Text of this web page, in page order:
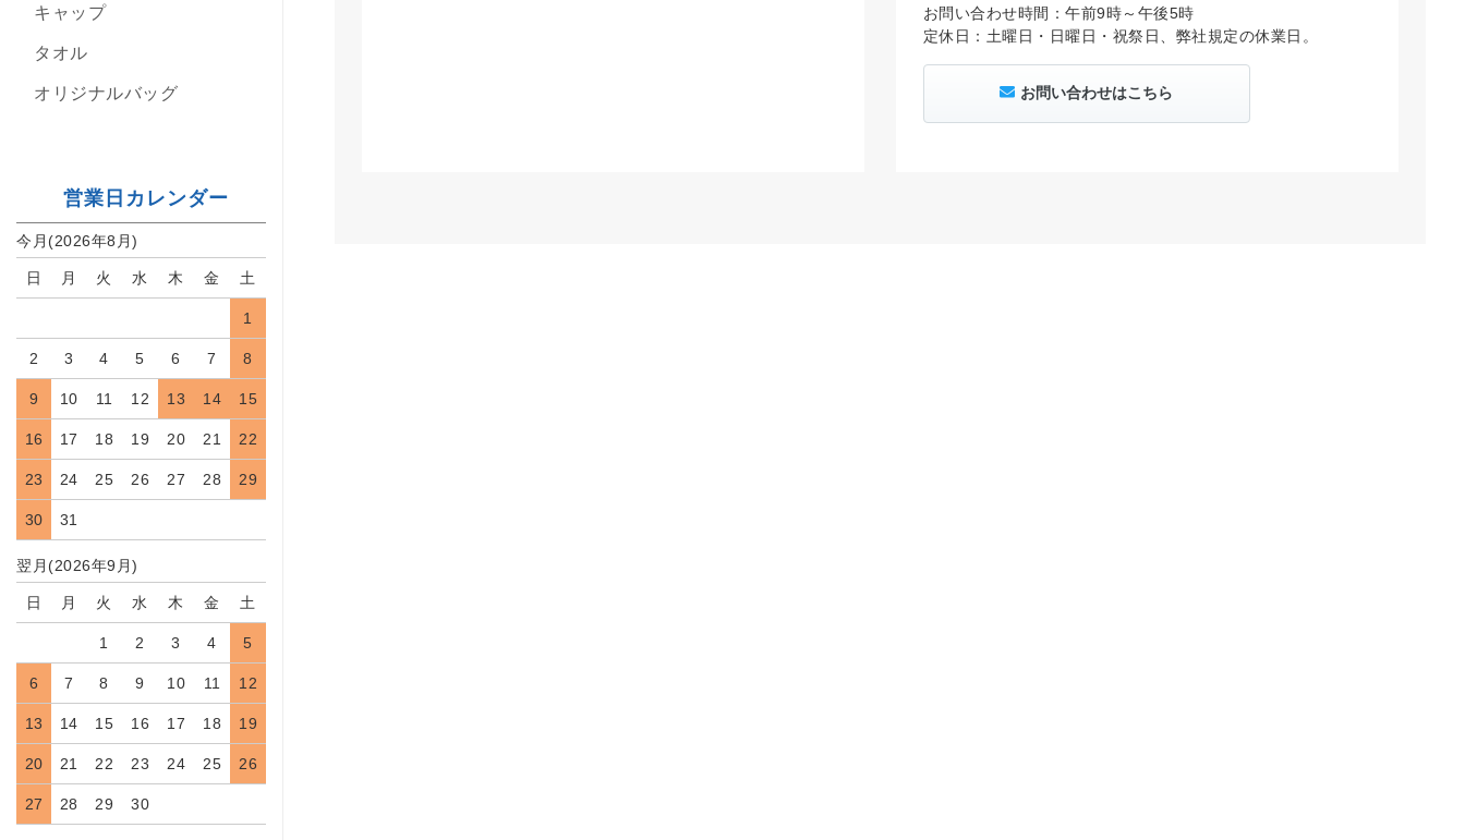
お問い合わせ時間：午前9時～午後5時
定休日：土曜日・日曜日・祝祭日、弊社規定の休業日。
お問い合わせはこちら
キャップ
タオル
オリジナルバッグ
営業日カレンダー
今月(2026年8月)
日 月 火 水 木 金 土
1
2 3 4 5 6 7 8
9 10 11 12 13 14 15
16 17 18 19 20 21 22
23 24 25 26 27 28 29
30 31
翌月(2026年9月)
日 月 火 水 木 金 土
1 2 3 4 5
6 7 8 9 10 11 12
13 14 15 16 17 18 19
20 21 22 23 24 25 26
27 28 29 30